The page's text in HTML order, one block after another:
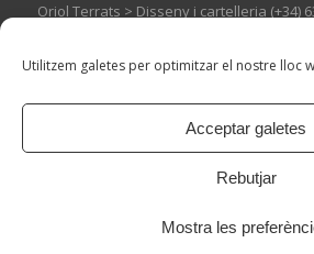
Utilitzem galetes per optimitzar el nostre lloc
Acceptar galetes
Rebutjar
Mostra les
Oriol Terrats > Disseny i cartelleria (+34)